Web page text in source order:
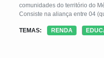
comunidades do território do
Consiste na aliança entre 04
TEMAS:
RENDA